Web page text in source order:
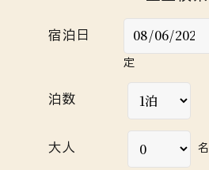
宿泊日
定
泊数
大人 名